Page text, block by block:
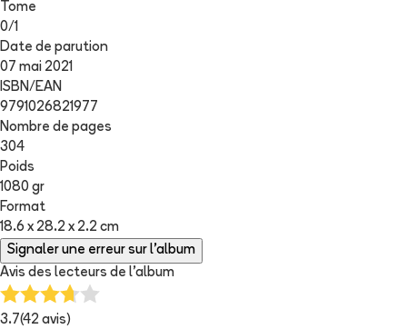
Tome
0/1
Date de parution
07 mai 2021
ISBN/EAN
9791026821977
Nombre de pages
304
Poids
1080 gr
Format
18.6 x 28.2 x 2.2 cm
Signaler une erreur sur l'album
Avis des lecteurs de l'album
3.7(42 avis)